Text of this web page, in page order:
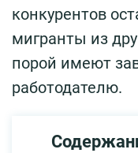
конкурентов
мигранты из
порой имеют
работодателю.